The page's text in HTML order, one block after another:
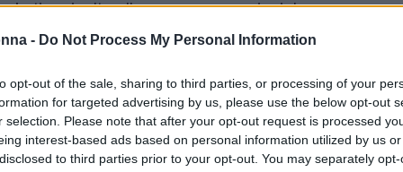
- Do Not Process My Personal Information
opt-out of the sale, sharing to third parties, or processing of your
for targeted advertising by us, please use the below opt-out
selection. Please note that after your opt-out request is processed
interest-based ads based on personal information utilized by us
to third parties prior to your opt-out. You may separately
rivolto alle nuove generazioni. In
di Milano, questa decima edizione
alla luce le trasformazioni culturali e
eGenAlfa. L’evento si propone di esplorare
il panorama del marketing e del consumo,
e aziende.